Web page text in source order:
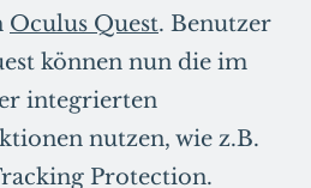
Oculus Quest. Benutzer
können nun die im
integrierten
nutzen, wie z.B.
Protection.